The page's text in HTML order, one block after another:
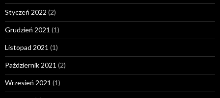
Styczeń 2022 (2)
Grudzień 2021 (1)
Listopad 2021 (1)
Październik 2021 (2)
Wrzesień 2021 (1)